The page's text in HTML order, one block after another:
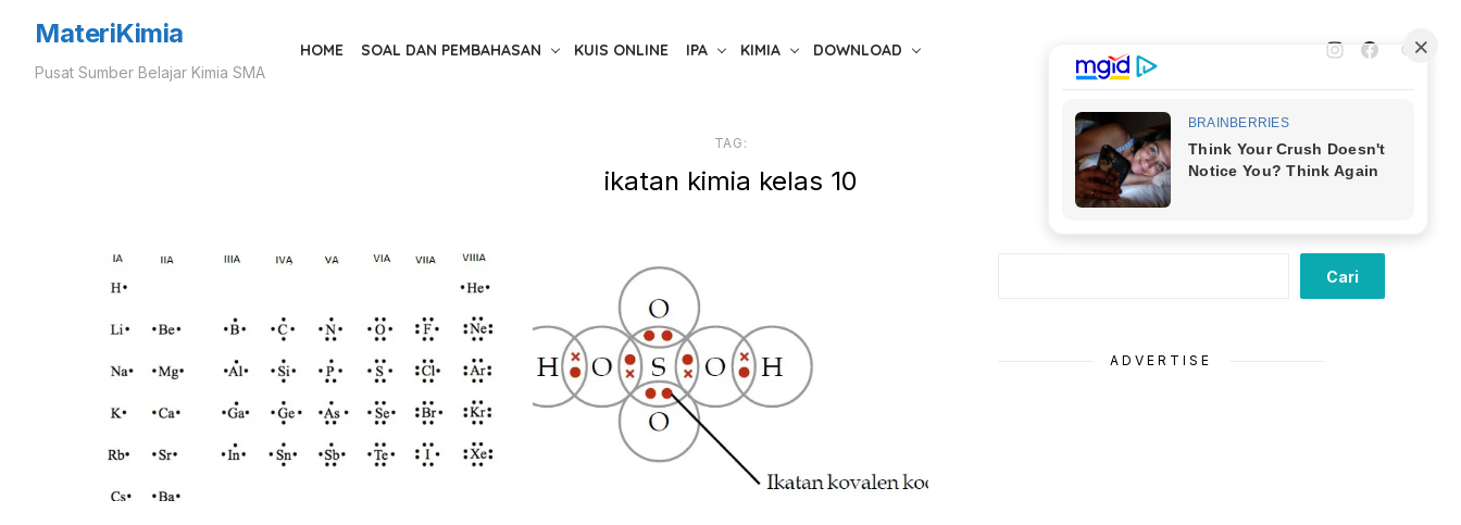
MateriKimia
Pusat Sumber Belajar Kimia SMA
HOME SOAL DAN PEMBAHASAN KUIS ONLINE IPA KIMIA DOWNLOAD
TAG:
ikatan kimia kelas 10
Cari
ADVERTISE